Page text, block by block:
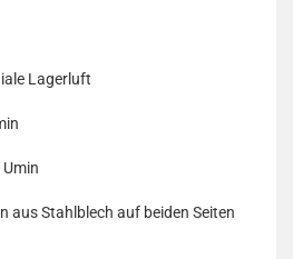
Lagerluft
aus Stahlblech auf beiden Seiten